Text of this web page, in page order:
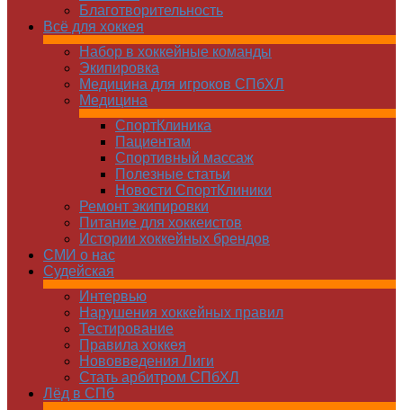
Благотворительность
Всё для хоккея
Набор в хоккейные команды
Экипировка
Медицина для игроков СПбХЛ
Медицина
СпортКлиника
Пациентам
Спортивный массаж
Полезные статьи
Новости СпортКлиники
Ремонт экипировки
Питание для хоккеистов
Истории хоккейных брендов
СМИ о нас
Судейская
Интервью
Нарушения хоккейных правил
Тестирование
Правила хоккея
Нововведения Лиги
Стать арбитром СПбХЛ
Лёд в СПб